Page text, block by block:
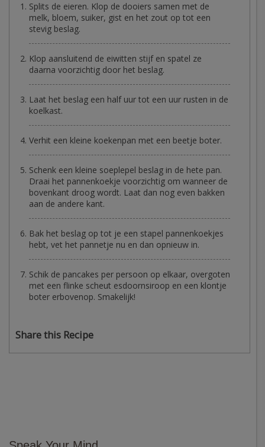
Splits de eieren. Klop de dooiers samen met de
melk, bloem, suiker, gist en het zout op tot een
stevig beslag.
Klop aansluitend de eiwitten stijf en spatel ze
daarna voorzichtig door het beslag.
Laat het beslag een half uur tot een uur rusten in de
koelkast.
Verhit een kleine koekenpan met een beetje boter.
Schenk een kleine soeplepel beslag in de hete pan.
Draai het pannenkoekje voorzichtig om wanneer de
bovenkant droog wordt. Laat dan nog even bakken
aan de andere kant.
Bak het beslag op tot je een stapel pannenkoekjes
hebt, vet het pannetje nu en dan opnieuw in.
Schik de pancakes per persoon op elkaar, overgoten
met een flinke scheut esdoornsiroop en een klontje
boter erbovenop. Smakelijk!
Share this Recipe